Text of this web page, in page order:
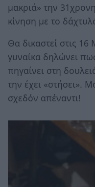
μακριά» την
κίνηση με το
Θα δικαστεί στις 16
γυναίκα δηλώνει
πηγαίνει στη
την έχει «στήσει».
σχεδόν απέναντι!